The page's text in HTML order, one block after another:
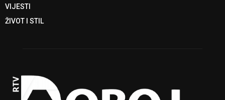
VIJESTI
ŽIVOT I STIL